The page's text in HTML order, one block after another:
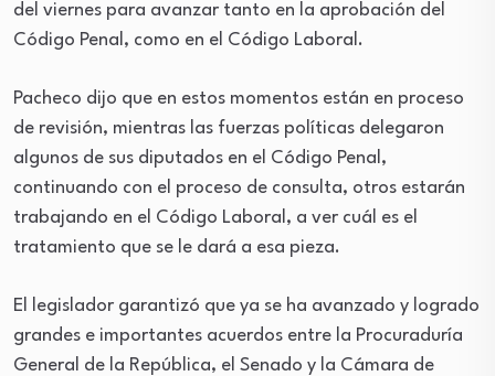
del viernes para avanzar tanto en la aprobación del
Código Penal, como en el Código Laboral.
Pacheco dijo que en estos momentos están en proceso
de revisión, mientras las fuerzas políticas delegaron
algunos de sus diputados en el Código Penal,
continuando con el proceso de consulta, otros estarán
trabajando en el Código Laboral, a ver cuál es el
tratamiento que se le dará a esa pieza.
El legislador garantizó que ya se ha avanzado y logrado
grandes e importantes acuerdos entre la Procuraduría
General de la República, el Senado y la Cámara de